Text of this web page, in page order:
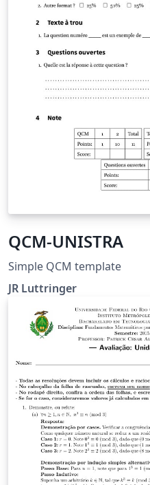
QCM-UNISTRA
Simple QCM template
JR Luttringer